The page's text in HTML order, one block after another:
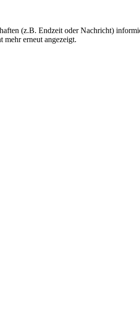
(z.B. Endzeit oder Nachricht)
erneut angezeigt.